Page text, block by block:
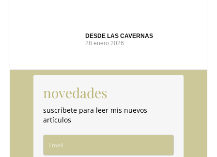
DESDE LAS CAVERNAS
28 enero 2026
novedades
suscríbete para leer mis nuevos
artículos